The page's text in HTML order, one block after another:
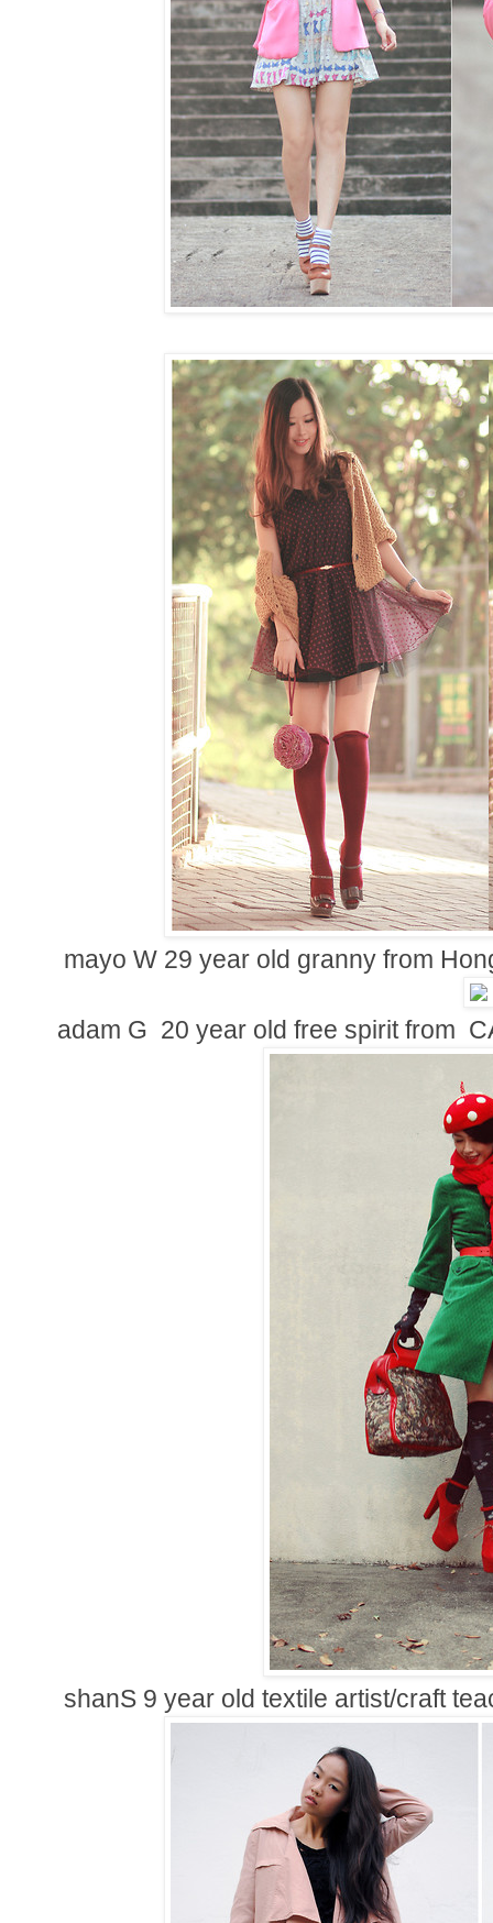
mayo W 29 year old granny from
adam G 20 year old free spirit from
shanS 9 year old textile artist/craft